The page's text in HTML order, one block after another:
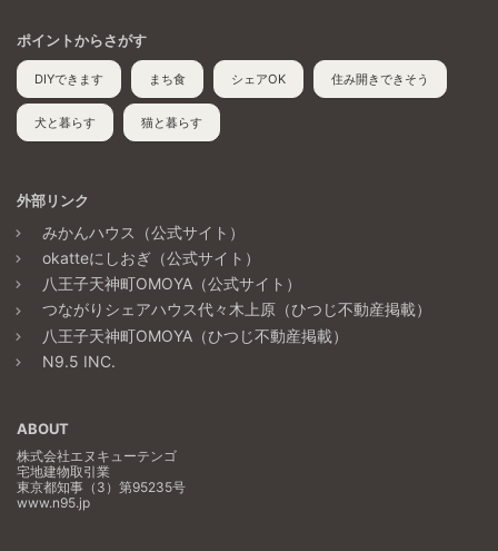
ポイントからさがす
DIYできます まち食 シェアOK 住み開きできそう
犬と暮らす 猫と暮らす
外部リンク
みかんハウス（公式サイト）
okatteにしおぎ（公式サイト）
八王子天神町OMOYA（公式サイト）
つながりシェアハウス代々木上原（ひつじ不動産掲載）
八王子天神町OMOYA（ひつじ不動産掲載）
N9.5 INC.
ABOUT
株式会社エヌキューテンゴ
宅地建物取引業
東京都知事（3）第95235号
www.n95.jp